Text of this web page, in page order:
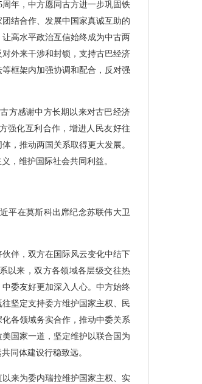
年，中方愿同古方进一步巩固铁
结合作、发展中国家真诚互助的
高水平政治互信始终成为中古两
外来干涉和封锁，支持古巴经济
框架内加强协调和配合，反对强
方感谢中方长期以来对古巴经济
强化互利合作，增进人民友好往
，推动两国关系取得更大发展。
，维护国际社会共同利益。
平在莫斯科出席纪念苏联伟大卫
伴，双方在国际风云变化中结下
以来，双方各领域各层级交往热
委友好更加深入人心。中方始终
坚定支持委方维护国家主权、民
各领域务实合作，推动中委关系
国家一道，坚定维护以联合国为
同体建设行稳致远。
来为委内瑞拉维护国家主权、实